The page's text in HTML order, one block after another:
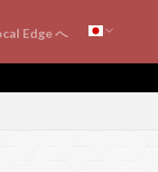
Edge へ